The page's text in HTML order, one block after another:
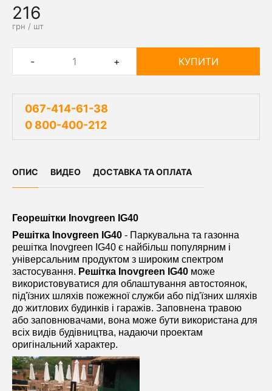
216
грн / шт
- + КУПИТИ
067-414-61-38
0 800-400-212
ОПИС ВИДЕО ДОСТАВКА ТА ОПЛАТА
Георешітки Inovgreen IG40
Решітка Inovgreen IG40 - Паркувальна та газонна
решітка Inovgreen IG40 є найбільш популярним і
універсальним продуктом з широким спектром
застосування. Решітка Inovgreen IG40 може
використовуватися для облаштування автостоянок,
під'їзних шляхів пожежної служби або під'їзних шляхів
до житлових будинків і гаражів. Заповнена травою
або заповнювачами, вона може бути використана для
всіх видів будівництва, надаючи проектам
оригінальний характер.